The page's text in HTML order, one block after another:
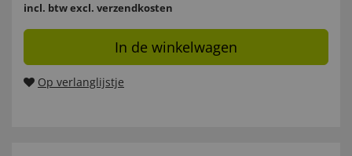
incl. btwexcl. verzendkosten
In de winkelwagen
Op verlanglijstje